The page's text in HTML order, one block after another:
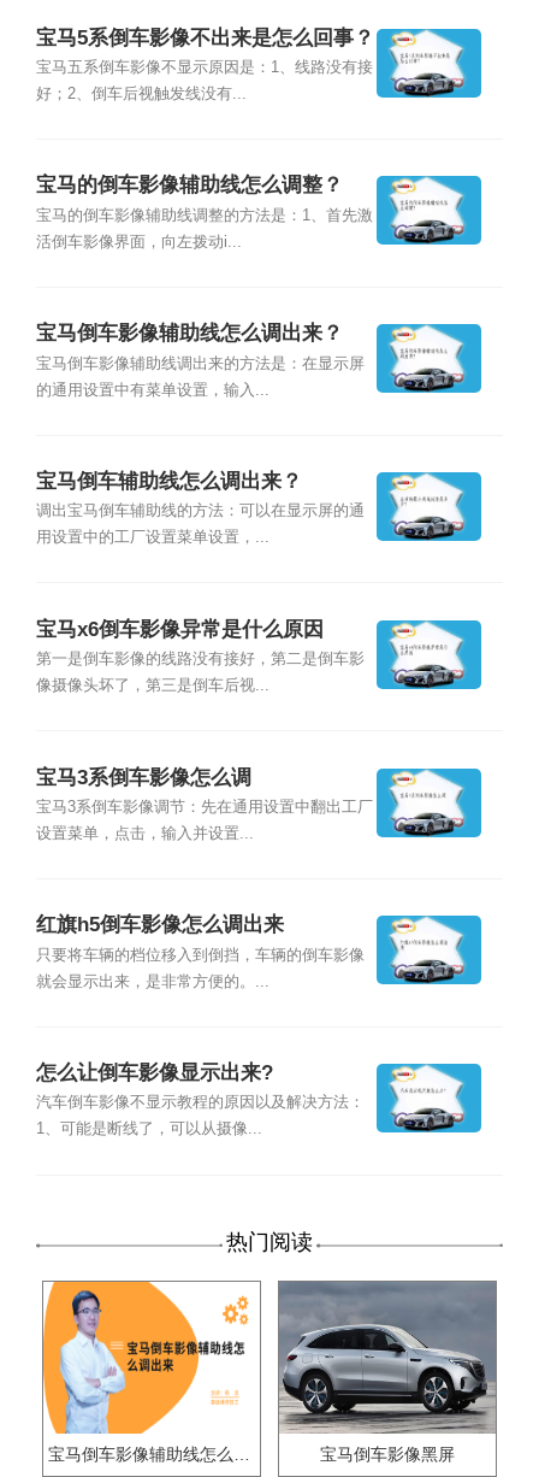
宝马5系倒车影像不出来是怎么回事？
宝马五系倒车影像不显示原因是：1、线路没有接
好；2、倒车后视触发线没有...
宝马的倒车影像辅助线怎么调整？
宝马的倒车影像辅助线调整的方法是：1、首先激
活倒车影像界面，向左拨动i...
宝马倒车影像辅助线怎么调出来？
宝马倒车影像辅助线调出来的方法是：在显示屏
的通用设置中有菜单设置，输入...
宝马倒车辅助线怎么调出来？
调出宝马倒车辅助线的方法：可以在显示屏的通
用设置中的工厂设置菜单设置，...
宝马x6倒车影像异常是什么原因
第一是倒车影像的线路没有接好，第二是倒车影
像摄像头坏了，第三是倒车后视...
宝马3系倒车影像怎么调
宝马3系倒车影像调节：先在通用设置中翻出工厂
设置菜单，点击，输入并设置...
红旗h5倒车影像怎么调出来
只要将车辆的档位移入到倒挡，车辆的倒车影像
就会显示出来，是非常方便的。...
怎么让倒车影像显示出来?
汽车倒车影像不显示教程的原因以及解决方法：
1、可能是断线了，可以从摄像...
热门阅读
宝马倒车影像黑屏